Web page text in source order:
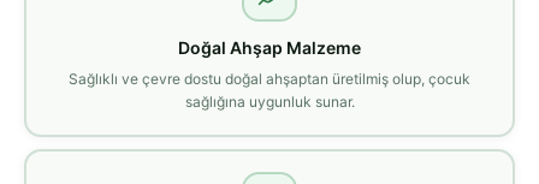
Doğal Ahşap Malzeme
Sağlıklı ve çevre dostu doğal ahşaptan üretilmiş olup, çocuk
sağlığına uygunluk sunar.